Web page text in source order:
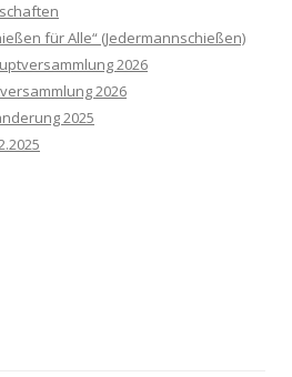
für Alle“ (Jedermannschießen)
2026
2026
2025